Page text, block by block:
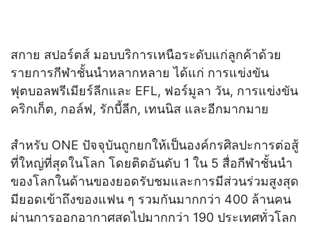
สกาย สปอร์ตส์ มอบบริการเหนือระดับแก่ลูกค้าด้วย
รายการกีฬาชั้นนำหลากหลาย ได้แก่ การแข่งขัน
ฟุตบอลพรีเมียร์ลีกและ EFL, ฟอร์มูลา วัน, การแข่งขัน
คริกเก็ต, กอล์ฟ, รักบี้ลีก, เทนนิส และอีกมากมาย
สำหรับ ONE ปัจจุบันถูกยกให้เป็นองค์กรศิลปะการต่อสู้
ที่ใหญ่ที่สุดในโลก โดยติดอันดับ 1 ใน 5 สื่อกีฬาชั้นนำ
ของโลกในด้านของยอดรับชมและการมีส่วนร่วมสูงสุด
มียอดเข้าถึงของแฟน ๆ รวมกันมากกว่า 400 ล้านคน
ผ่านการออกอากาศสดไปมากกว่า 190 ประเทศทั่วโลก